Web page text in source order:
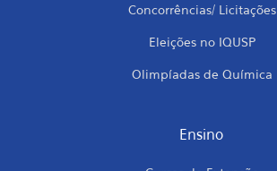
Concorrências/ Licitações
Eleições no IQUSP
Olimpíadas de Química
Ensino